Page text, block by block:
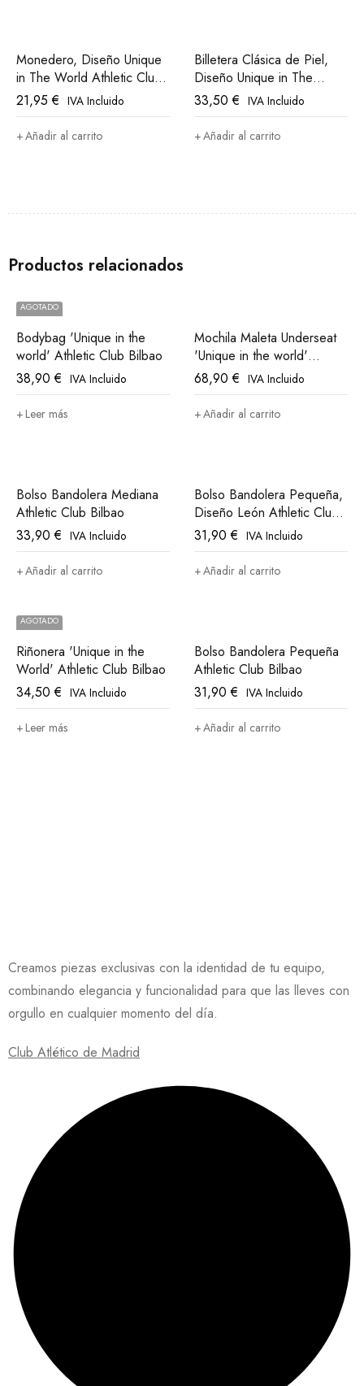
Monedero, Diseño Unique
in The World Athletic Club
Bilbao
21,95€ IVA Incluido
Añadir al carrito
Billetera Clásica de Piel,
Diseño Unique in The
World, Athletic Club Bilbao
33,50€ IVA Incluido
Añadir al carrito
Productos relacionados
AGOTADO
Bodybag 'Unique in the
world' Athletic Club Bilbao
38,90€ IVA Incluido
Leer más
Mochila Maleta Underseat
'Unique in the world'
Athletic Club Bilbao
68,90€ IVA Incluido
Añadir al carrito
Bolso Bandolera Mediana
Athletic Club Bilbao
33,90€ IVA Incluido
Añadir al carrito
Bolso Bandolera Pequeña,
Diseño León Athletic Club
Bilbao
31,90€ IVA Incluido
Añadir al carrito
AGOTADO
Riñonera 'Unique in the
World' Athletic Club Bilbao
34,50€ IVA Incluido
Leer más
Bolso Bandolera Pequeña
Athletic Club Bilbao
31,90€ IVA Incluido
Añadir al carrito
Creamos piezas exclusivas con la identidad de tu equipo,
combinando elegancia y funcionalidad para que las lleves con
orgullo en cualquier momento del día.
Club Atlético de Madrid